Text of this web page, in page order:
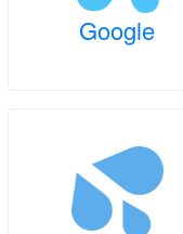
Google